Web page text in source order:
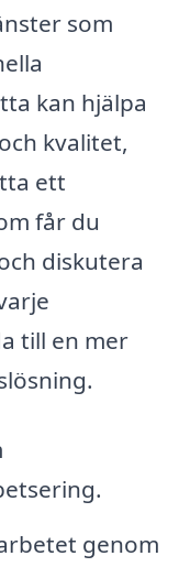
som
kan hjälpa
kvalitet,
ett
får du
diskutera
till en mer
genom